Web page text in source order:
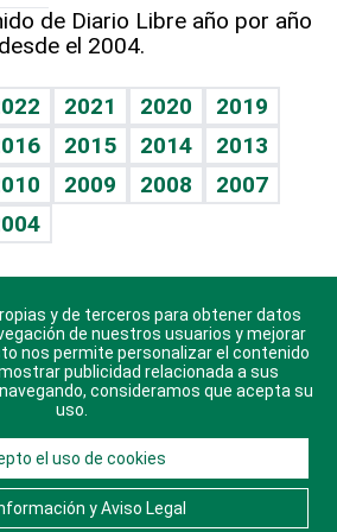
de Diario Libre año por año
desde el 2004.
2021 2020
2019
2015 2014
2013
2009 2008
2007
aplicaciones para Android, iOS y
sistema Huawei.
todos los derechos reservados.
Legal. Ponte en Contacto
y de terceros para obtener datos
de nuestros usuarios y mejorar
nos permite personalizar el contenido
publicidad relacionada a sus
consideramos que acepta su
uso.
el uso de cookies
y Aviso Legal